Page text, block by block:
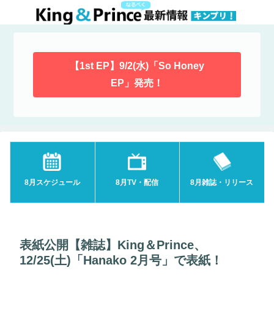
【1st EP】9/2(水)「So Honey
EP」発売！
8月スケジュール 8月TV・配信 8月雑誌・リリース
表紙公開【雑誌】King＆Prince、
12/25(土)「Hanako 2月号」で表紙！